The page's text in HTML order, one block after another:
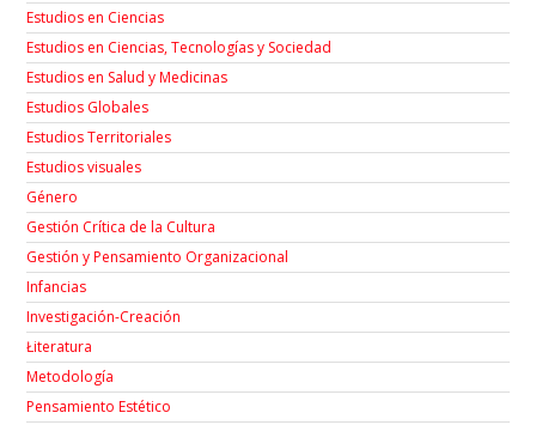
Estudios en Ciencias
Estudios en Ciencias, Tecnologías y Sociedad
Estudios en Salud y Medicinas
Estudios Globales
Estudios Territoriales
Estudios visuales
Género
Gestión Crítica de la Cultura
Gestión y Pensamiento Organizacional
Infancias
Investigación-Creación
Łiteratura
Metodología
Pensamiento Estético